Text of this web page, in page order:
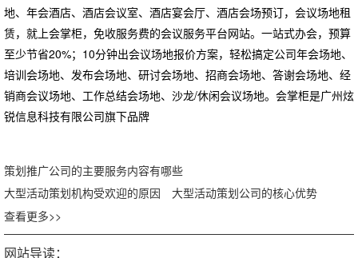
地、年会酒店、酒店会议室、酒店宴会厅、酒店会场预订，会议场地租
赁，就上会掌柜，免收服务费的会议服务平台网站。一站式办会，预算
至少节省20%；10分钟出会议场地报价方案，轻松搞定公司年会场地、
培训会场地、发布会场地、研讨会场地、招商会场地、答谢会场地、经
销商会议场地、工作总结会场地、沙龙/休闲会议场地。会掌柜是广州炫
锐信息科技有限公司旗下品牌
策划推广公司的主要服务内容有哪些
大型活动策划机构受欢迎的原因
大型活动策划公司的核心优势
查看更多>>
网站导读：